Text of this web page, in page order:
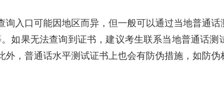
入口可能因地区而异，但一般可以通过当地普通
如果无法查询到证书，建议考生联系当地普通话测
，普通话水平测试证书上也会有防伪措施，如防伪